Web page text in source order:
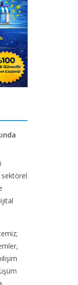
sektörel